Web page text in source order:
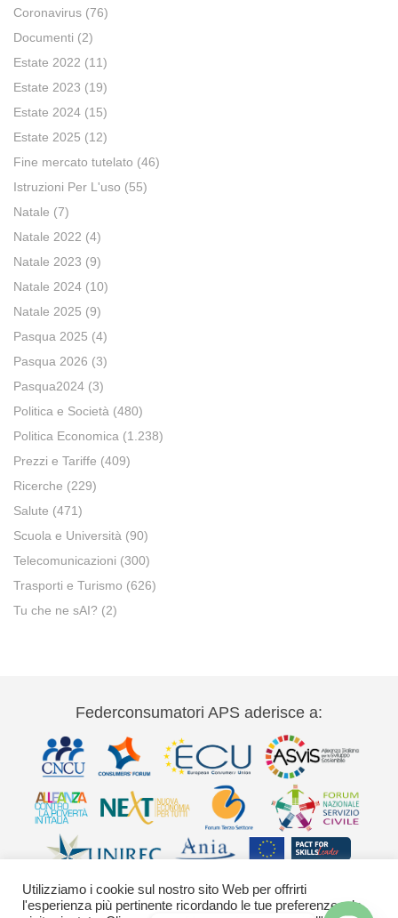
Coronavirus (76)
Documenti (2)
Estate 2022 (11)
Estate 2023 (19)
Estate 2024 (15)
Estate 2025 (12)
Fine mercato tutelato (46)
Istruzioni Per L'uso (55)
Natale (7)
Natale 2022 (4)
Natale 2023 (9)
Natale 2024 (10)
Natale 2025 (9)
Pasqua 2025 (4)
Pasqua 2026 (3)
Pasqua2024 (3)
Politica e Società (480)
Politica Economica (1.238)
Prezzi e Tariffe (409)
Ricerche (229)
Salute (471)
Scuola e Università (90)
Telecomunicazioni (300)
Trasporti e Turismo (626)
Tu che ne sAI? (2)
Federconsumatori APS aderisce a:
Utilizziamo i cookie sul nostro sito Web per offrirti
l'esperienza più pertinente ricordando le tue preferenze e le